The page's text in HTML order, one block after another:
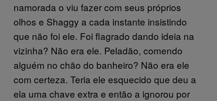
namorada o viu fazer com seus próprios
olhos e Shaggy a cada instante insistindo
que não foi ele. Foi flagrado dando ideia na
vizinha? Não era ele. Peladão, comendo
alguém no chão do banheiro? Não era ele
com certeza. Teria ele esquecido que deu a
ela uma chave extra e então a ignorou por